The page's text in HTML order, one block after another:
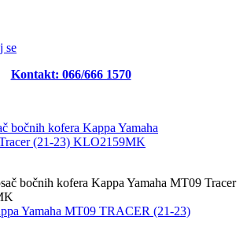
se
Kontakt: 066/666 1570
bočnih kofera Kappa Yamaha MT09 Tracer